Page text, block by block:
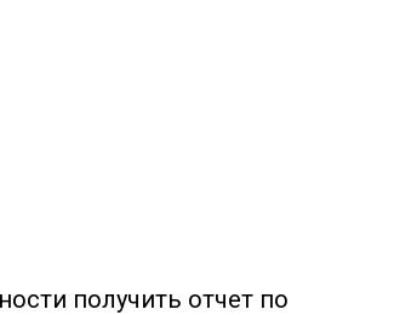
получить отчет по